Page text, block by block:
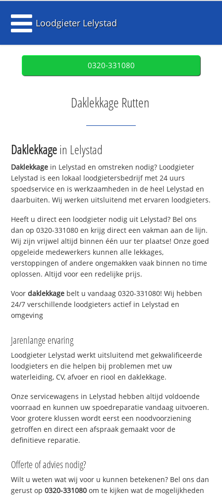
Loodgieter Lelystad
0320-331080
Daklekkage Rutten
Daklekkagein Lelystad
Daklekkage in Lelystad en omstreken nodig? Loodgieter
Lelystad is een lokaal loodgietersbedrijf met 24 uurs
spoedservice en is werkzaamheden in de heel Lelystad en
daarbuiten. Wij werken uitsluitend met ervaren loodgieters.
Heeft u direct een loodgieter nodig uit Lelystad? Bel ons
dan op 0320-331080 en krijg direct een vakman aan de lijn.
Wij zijn vrijwel altijd binnen één uur ter plaatse! Onze goed
opgeleide medewerkers kunnen alle lekkages,
verstoppingen of andere ongemakken vaak binnen no time
oplossen. Altijd voor een redelijke prijs.
Voordaklekkage belt u vandaag 0320-331080! Wij hebben
24/7 verschillende loodgieters actief in Lelystad en
omgeving
Jarenlange ervaring
Loodgieter Lelystad werkt uitsluitend met gekwalificeerde
loodgieters en die helpen bij problemen met uw
waterleiding, CV, afvoer en riool en daklekkage.
Onze servicewagens in Lelystad hebben altijd voldoende
voorraad en kunnen uw spoedreparatie vandaag uitvoeren.
Voor grotere klussen wordt eerst een noodvoorziening
getroffen en direct een afspraak gemaakt voor de
definitieve reparatie.
Offerte of advies nodig?
Wilt u weten wat wij voor u kunnen betekenen? Bel ons dan
gerust op0320-331080 om te kijken wat de mogelijkheden